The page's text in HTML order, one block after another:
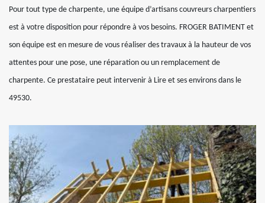
Pour tout type de charpente, une équipe d’artisans couvreurs charpentiers
est à votre disposition pour répondre à vos besoins. FROGER BATIMENT et
son équipe est en mesure de vous réaliser des travaux à la hauteur de vos
attentes pour une pose, une réparation ou un remplacement de
charpente. Ce prestataire peut intervenir à Lire et ses environs dans le
49530.